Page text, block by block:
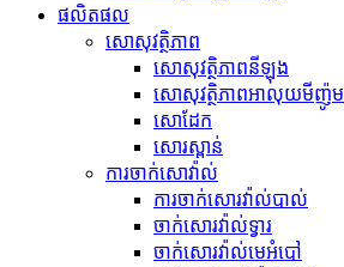
ផលិតផល
សោសុវត្ថិភាព
សោសុវត្ថិភាពនីឡុង
សោសុវត្ថិភាពអាលុយមីញ៉ូម
សោដែក
សោរស្ពាន់
ការចាក់សោវ៉ាល់
ការចាក់សោរវ៉ាល់បាល់
ចាក់សោរវ៉ាល់ទ្វារ
ចាក់សោរវ៉ាល់មេអំបៅ